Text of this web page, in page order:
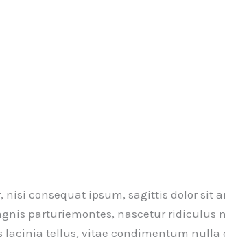
consequat ipsum, sagittis dolor sit
parturiemontes, nascetur ridiculus
tellus, vitae condimentum nulla